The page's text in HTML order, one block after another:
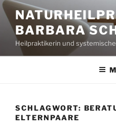
Zum
Inhalt
springenBARBARA
Heilpraktikerin und
SCHLAGWORT:
ELTERNPAARE